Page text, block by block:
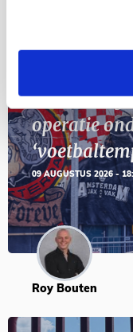
Reisverslag
operatie
09 AUGUSTUS 2026 -
Roy Bouten